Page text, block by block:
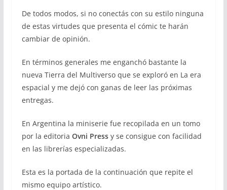
De todos modos, si no conectás con su estilo ninguna
de estas virtudes que presenta el cómic te harán
cambiar de opinión.
En términos generales me enganchó bastante la
nueva Tierra del Multiverso que se exploró en La era
espacial y me dejó con ganas de leer las próximas
entregas.
En Argentina la miniserie fue recopilada en un tomo
por la editoria Ovni Pressy se consigue con facilidad
en las librerías especializadas.
Esta es la portada de la continuación que repite el
mismo equipo artístico.